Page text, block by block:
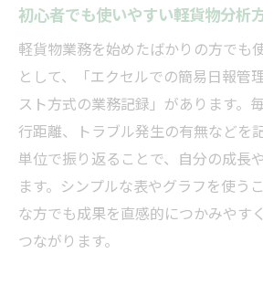
初心者でも使いやすい軽貨物分析
軽貨物業務を始めたばかりの方でも
として、「エクセルでの簡易日報管
スト方式の業務記録」があります。
行距離、トラブル発生の有無などを
単位で振り返ることで、自分の成長
ます。シンプルな表やグラフを使う
な方でも成果を直感的につかみやす
つながります。